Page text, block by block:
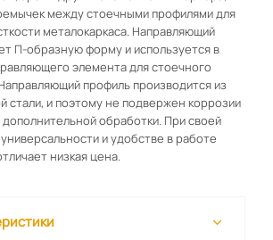
между стоечными профилями для
металокаркаса. Направляющий
П-образную форму и используется в
элемента для стоечного
профиль производится из
стали, и поэтому не подвержен коррозии
обработки. При своей
и удобстве в работе
низкая цена.